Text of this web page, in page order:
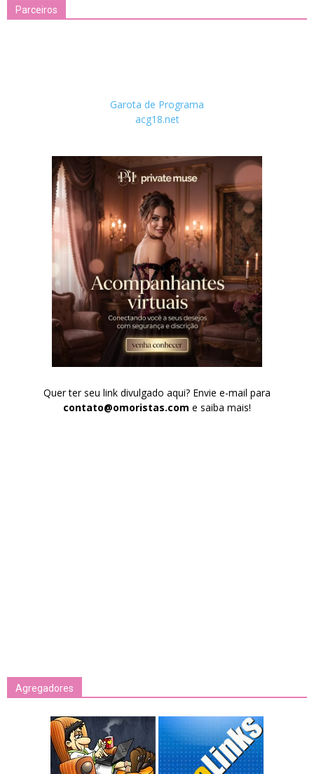
Parceiros
Garota de Programa
acg18.net
Quer ter seu link divulgado aqui? Envie e-mail para
contato@omoristas.com e saiba mais!
Agregadores